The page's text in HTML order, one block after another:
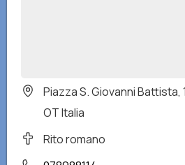
Piazza S. Giovanni Battista,
OT Italia
Rito romano